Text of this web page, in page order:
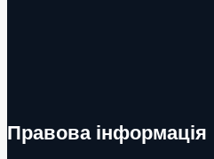
Правова інформація